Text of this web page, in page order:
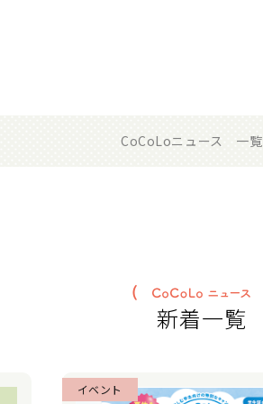
CoCoLoニュース 一覧
新着一覧
イベント